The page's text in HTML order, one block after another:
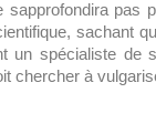
sapprofondira pas
sachant
un spécialiste de
chercher à